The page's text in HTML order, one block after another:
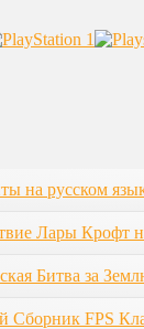
на русском
Лары Крофт
Битва за
Сборник FPS